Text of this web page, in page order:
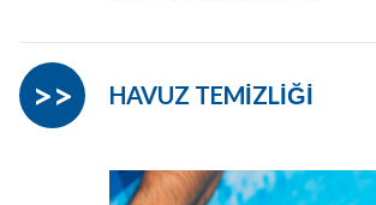
HAVUZ TEMİZLİĞİ
>>